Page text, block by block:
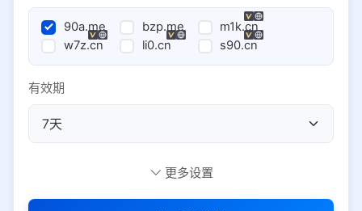
90a.me bzp.me
m1k.cn
w7z.cn
li0.cn s90.cn
有效期
更多设置